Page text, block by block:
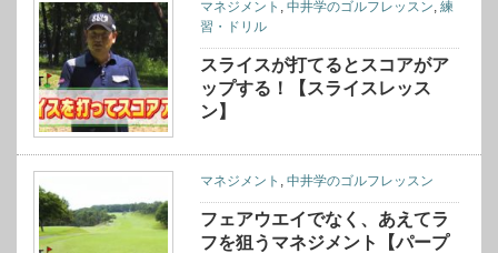
マネジメント ,中井学のゴルフレッスン,練
習・ドリル
スライスが打てるとスコアがア
ップする！【スライスレッス
ン】
マネジメント ,中井学のゴルフレッスン
フェアウエイでなく、あえてラ
フを狙うマネジメント【パープ